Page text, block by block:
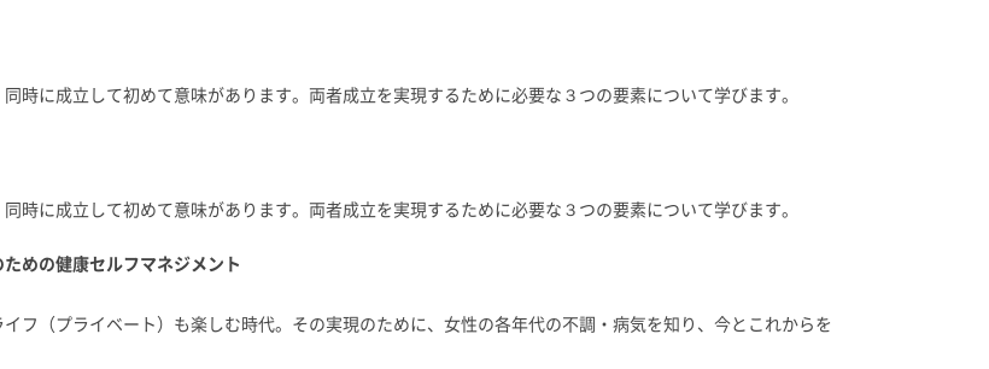
時に成立して初めて意味があります。両者成立を実現するために必要な３つの要素について学びます。
時に成立して初めて意味があります。両者成立を実現するために必要な３つの要素について学びます。
めの健康セルフマネジメント
フ（プライベート）も楽しむ時代。その実現のために、女性の各年代の不調・病気を知り、今とこれからを